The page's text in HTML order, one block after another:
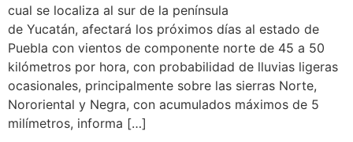
cual se localiza al sur de la península
de Yucatán, afectará los próximos días al estado de
Puebla con vientos de componente norte de 45 a 50
kilómetros por hora, con probabilidad de lluvias ligeras
ocasionales, principalmente sobre las sierras Norte,
Nororiental y Negra, con acumulados máximos de 5
milímetros, informa […]